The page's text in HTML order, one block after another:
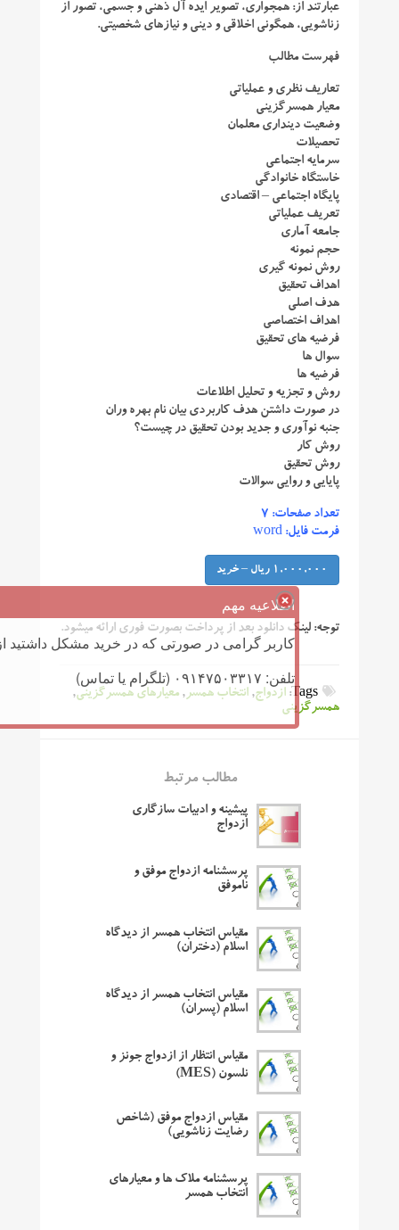
عبارتند از: همجواری، تصویر ایده آل ذهنی و جسمی، تصور از
زناشویی، همگونی اخلاقی و دینی و نیازهای شخصیتی.
فهرست مطالب
تعاریف نظری و عملیاتی
معیار همسرگزینی
وضعیت دینداری معلمان
تحصیلات
سرمایه اجتماعی
خاستگاه خانوادگی
پایگاه اجتماعی – اقتصادی
تعریف عملیاتی
جامعه آماری
حجم نمونه
روش نمونه گیری
اهداف تحقیق
هدف اصلی
اهداف اختصاصی
فرضیه های تحقیق
سوال ها
فرضیه ها
روش و تجزیه و تحلیل اطلاعات
در صورت داشتن هدف کاربردی بیان نام بهره وران
جنبه نوآوری و جدید بودن تحقیق در چیست؟
روش کار
روش تحقیق
پایایی و روایی سوالات
تعداد صفحات: ۷
فرمت فایل: word
1,000,000 ریال – خرید
توجه: لینک دانلود بعد از پرداخت بصورت فوری ارائه میشود.
Tags: ازدواج,انتخاب همسر,معیارهای همسرگزینی,
همسرگزینی
مطالب مرتبط
پیشینه و ادبیات سازگاری
ازدواج
پرسشنامه ازدواج موفق و
ناموفق
مقیاس انتخاب همسر از دیدگاه
اسلام (دختران)
مقیاس انتخاب همسر از دیدگاه
اسلام (پسران)
مقیاس انتظار از ازدواج جونز و
نلسون (MES)
مقیاس ازدواج موفق (شاخص
رضایت زناشویی)
پرسشنامه ملاک ها و معیارهای
انتخاب همسر
اطلاعیه مهم
کاربر گرامی در صورتی که در خرید مشکل داشتید
تلفن: ۰۹۱۴۷۵۰۳۳۱۷ (تلگرام یا تماس)